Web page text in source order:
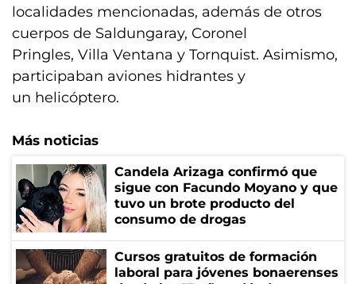
localidades mencionadas, además de otros
cuerpos de Saldungaray, Coronel
Pringles, Villa Ventana y Tornquist. Asimismo,
participaban aviones hidrantes y
un helicóptero.
Más noticias
Candela Arizaga confirmó que
sigue con Facundo Moyano y que
tuvo un brote producto del
consumo de drogas
Cursos gratuitos de formación
laboral para jóvenes bonaerenses